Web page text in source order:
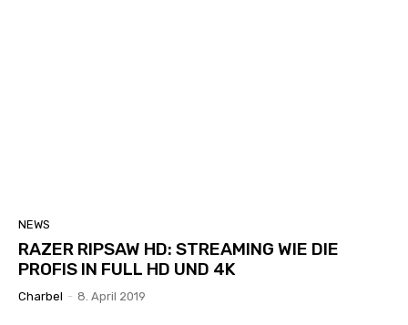
NEWS
RAZER RIPSAW HD: STREAMING WIE DIE
PROFIS IN FULL HD UND 4K
Charbel - 8. April 2019